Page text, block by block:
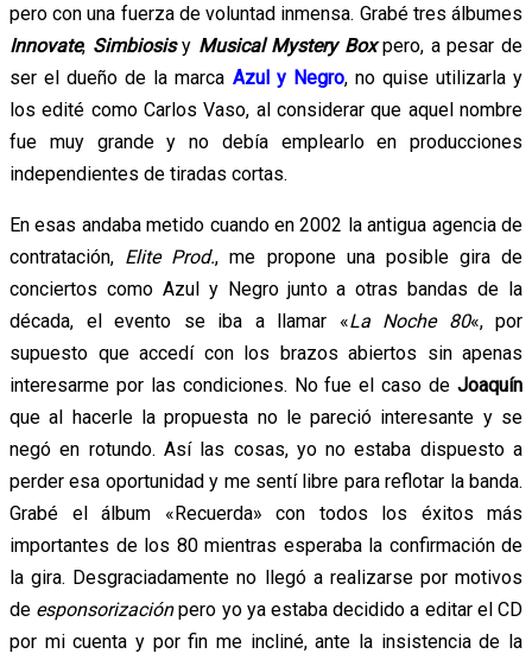
pero con una fuerza de voluntad inmensa. Grabé tres álbumes
Innovate, Simbiosisy Musical Mystery Boxpero, a pesar de
ser el dueño de la marca Azul y Negro, no quise utilizarla y
los edité como Carlos Vaso, al considerar que aquel nombre
fue muy grande y no debía emplearlo en producciones
independientes de tiradas cortas.
En esas andaba metido cuando en 2002 la antigua agencia de
contratación, Elite Prod., me propone una posible gira de
conciertos como Azul y Negro junto a otras bandas de la
década, el evento se iba a llamar «La Noche 80«, por
supuesto que accedí con los brazos abiertos sin apenas
interesarme por las condiciones. No fue el caso de Joaquín
que al hacerle la propuesta no le pareció interesante y se
negó en rotundo. Así las cosas, yo no estaba dispuesto a
perder esa oportunidad y me sentí libre para reflotar la banda.
Grabé el álbum «Recuerda» con todos los éxitos más
importantes de los 80 mientras esperaba la confirmación de
la gira. Desgraciadamente no llegó a realizarse por motivos
de esponsorizaciónpero yo ya estaba decidido a editar el CD
por mi cuenta y por fin me incliné, ante la insistencia de la